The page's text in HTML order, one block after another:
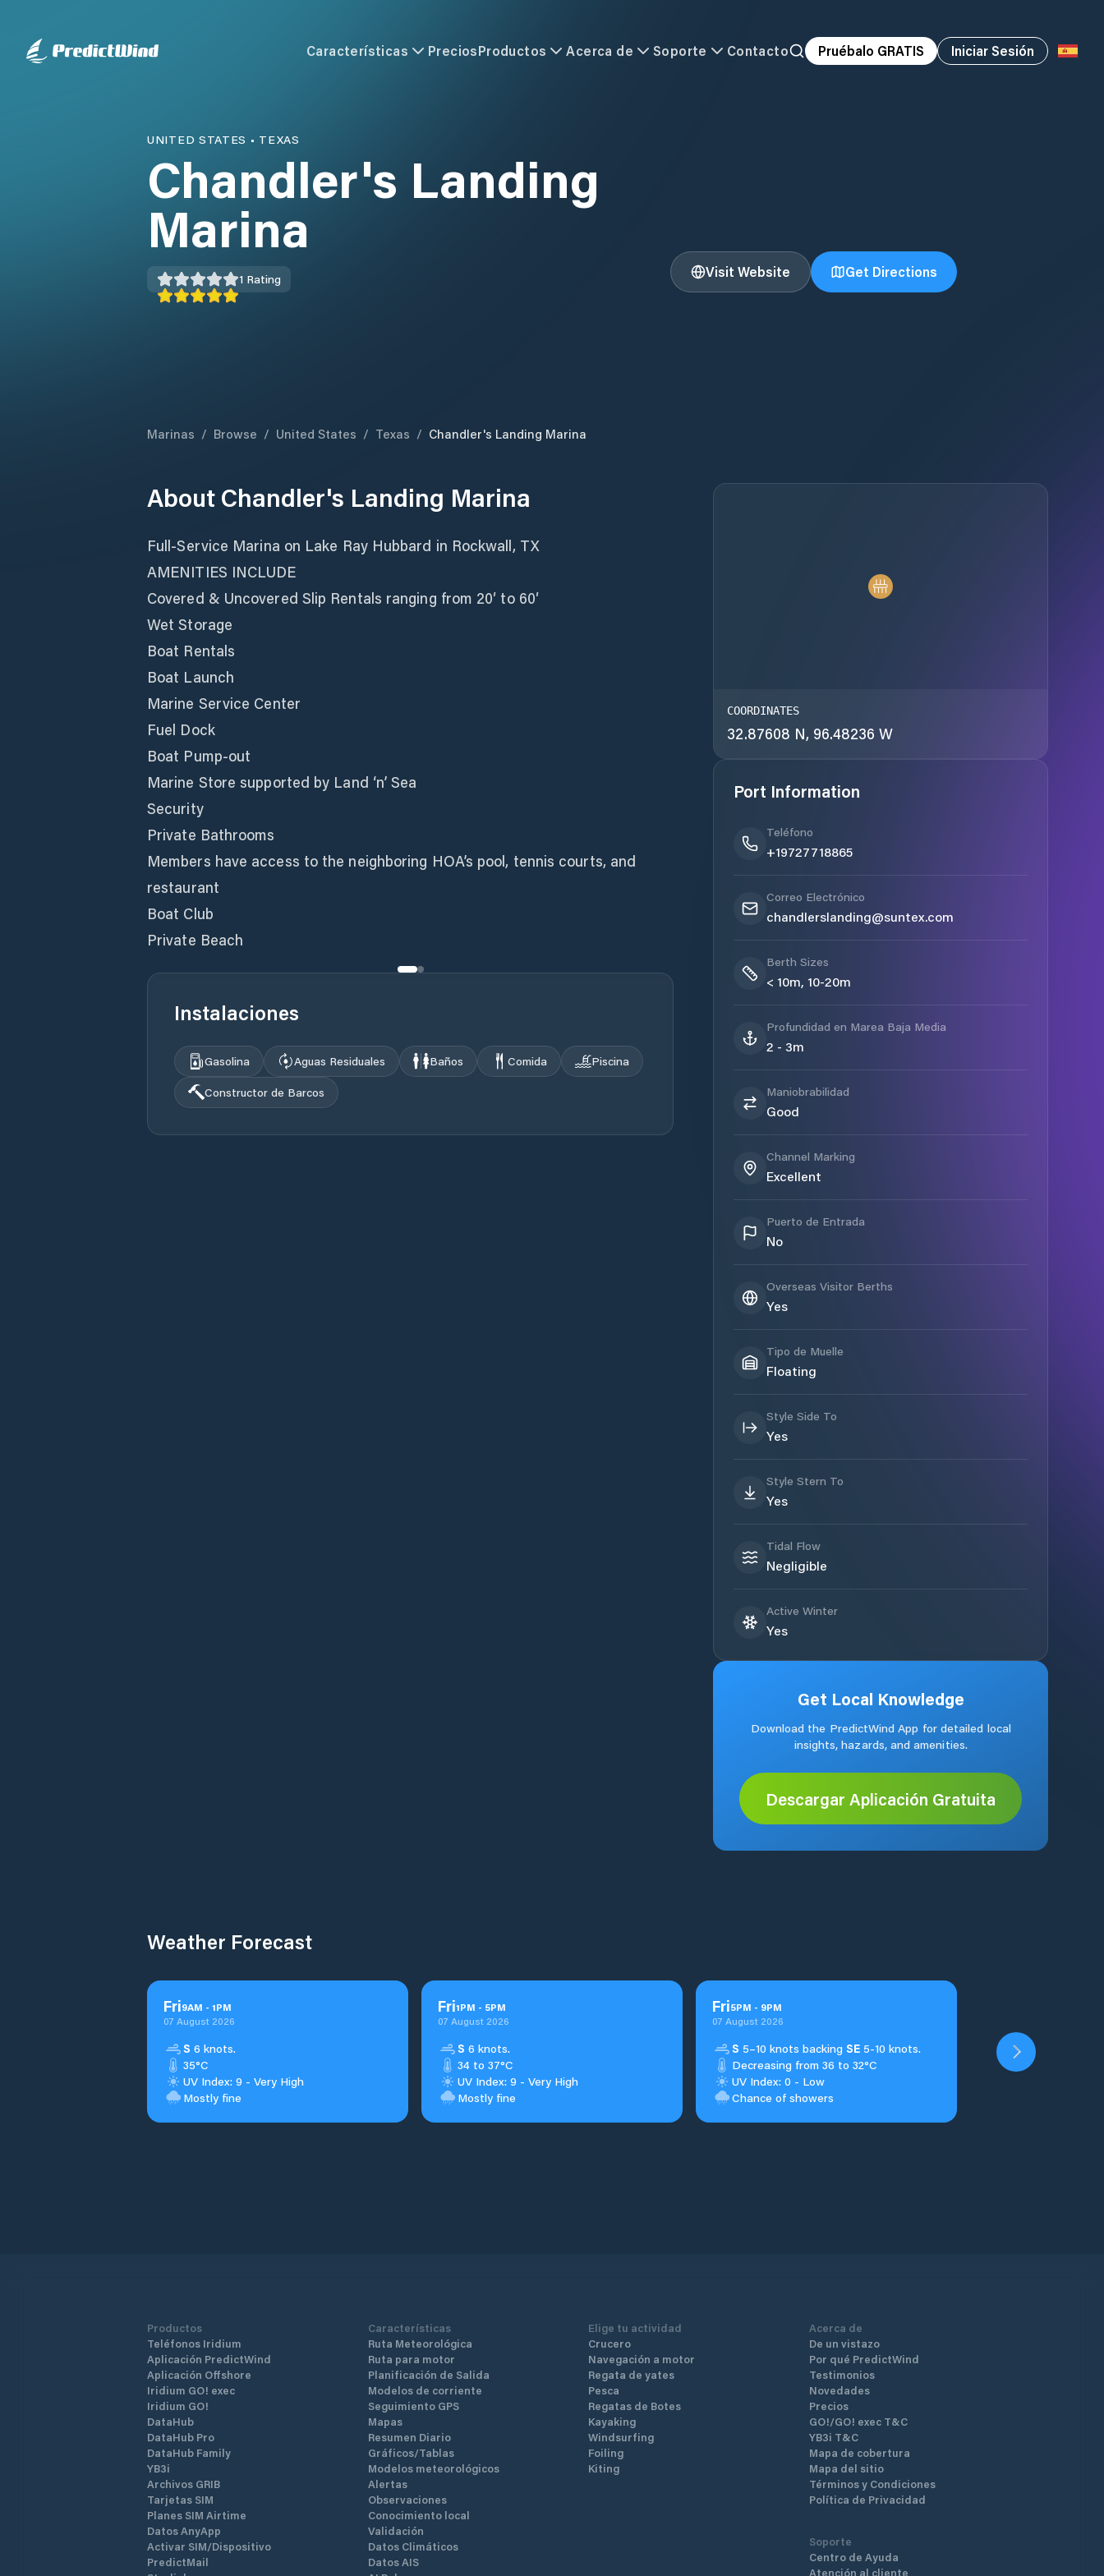
Características PreciosProductos Acerca de Soporte Contacto Pruébalo GRATIS Iniciar Sesión
UNITED STATES • TEXAS
Chandler's Landing
Marina
1 Rating Visit Website Get Directions
Marinas / Browse / United States / Texas / Chandler's Landing Marina
About Chandler's Landing Marina
Full-Service Marina on Lake Ray Hubbard in Rockwall, TX
AMENITIES INCLUDE
Covered & Uncovered Slip Rentals ranging from 20′ to 60′
Wet Storage
Boat Rentals
Boat Launch
Marine Service Center
Fuel Dock
Boat Pump-out
Marine Store supported by Land ‘n’ Sea
Security
Private Bathrooms
Members have access to the neighboring HOA’s pool, tennis courts, and
restaurant
Boat Club
Private Beach
Instalaciones
Gasolina Aguas Residuales Baños Comida
Piscina
Constructor de Barcos
COORDINATES
32.87608 N, 96.48236 W
Port Information
Teléfono
+19727718865
Correo Electrónico
chandlerslanding@suntex.com
Berth Sizes
< 10m, 10-20m
Profundidad en Marea Baja Media
2 - 3m
Maniobrabilidad
Good
Channel Marking
Excellent
Puerto de Entrada
No
Overseas Visitor Berths
Yes
Tipo de Muelle
Floating
Style Side To
Yes
Style Stern To
Yes
Tidal Flow
Negligible
Active Winter
Yes
Get Local Knowledge
Download the PredictWind App for detailed local
insights, hazards, and amenities.
Descargar Aplicación Gratuita
Weather Forecast
Fri9AM - 1PM
07 August 2026
S 6 knots.
35°C
UV Index: 9 - Very High
Mostly fine
Fri1PM - 5PM
07 August 2026
S 6 knots.
34 to 37°C
UV Index: 9 - Very High
Mostly fine
Fri5PM - 9PM
07 August 2026
S 5–10 knots backing SE 5-10 knots.
Decreasing from 36 to 32°C
UV Index: 0 - Low
Chance of showers
Productos
Teléfonos Iridium
Aplicación PredictWind
Aplicación Offshore
Iridium GO! exec
Iridium GO!
DataHub
DataHub Pro
DataHub Family
YB3i
Archivos GRIB
Tarjetas SIM
Planes SIM Airtime
Datos AnyApp
Activar SIM/Dispositivo
PredictMail
Características
Ruta Meteorológica
Ruta para motor
Planificación de Salida
Modelos de corriente
Seguimiento GPS
Mapas
Resumen Diario
Gráficos/Tablas
Modelos meteorológicos
Alertas
Observaciones
Conocimiento local
Validación
Datos Climáticos
Datos AIS
Elige tu actividad
Crucero
Navegación a motor
Regata de yates
Pesca
Regatas de Botes
Kayaking
Windsurfing
Foiling
Kiting
Acerca de
De un vistazo
Por qué PredictWind
Testimonios
Novedades
Precios
GO!/GO! exec T&C
YB3i T&C
Mapa de cobertura
Mapa del sitio
Términos y Condiciones
Política de Privacidad
Soporte
Centro de Ayuda
Atención al cliente